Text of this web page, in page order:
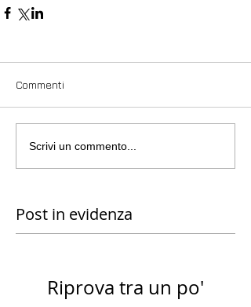
Commenti
Scrivi un commento...
Post in evidenza
Riprova tra un po'